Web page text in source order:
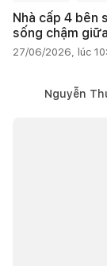
Nhà cấp 4 bên
sống chậm
27/06/2026, lúc
Nguyễn